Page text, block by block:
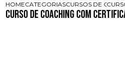
HOMECATEGORIASCURSOS DE
Curso de Coaching com